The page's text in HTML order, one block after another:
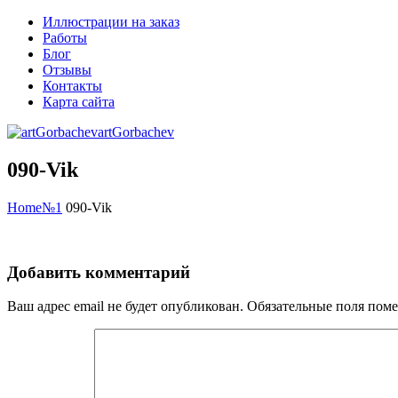
Иллюстрации на заказ
Работы
Блог
Отзывы
Контакты
Карта сайта
artGorbachev
090-Vik
Home№1 090-Vik
Добавить комментарий
Ваш адрес email не будет опубликован. Обязательные поля